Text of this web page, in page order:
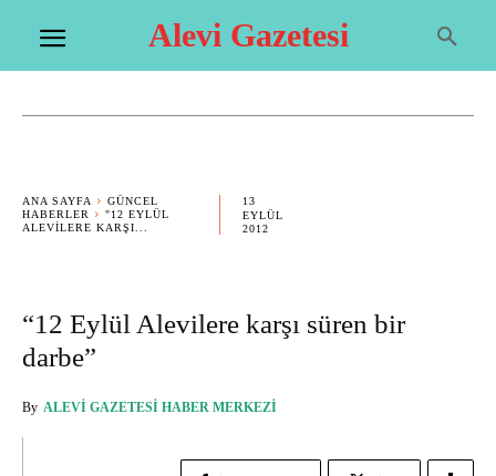
Alevi Gazetesi
ANA SAYFA
GÜNCEL
HABERLER
"12 EYLÜL
ALEVILERE KARŞI...
13
EYLÜL
2012
“12 Eylül Alevilere karşı süren bir
darbe”
By ALEVI GAZETESI HABER MERKEZI